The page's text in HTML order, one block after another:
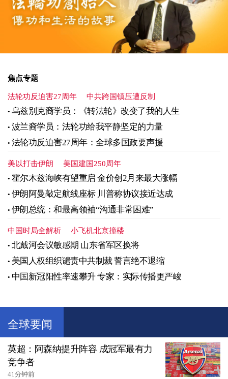
焦点专题
法轮功反迫害27周年 中共跨国镇压遭反制
乌兹别克裔学员：《转法轮》改变了我的人生
波兰裔学员：法轮功给我平静坚定的力量
法轮功反迫害27周年：全球多国政要声援
美以打击伊朗 美国建国250周年
霍尔木兹海峡有望重启 金价创2月来最大涨幅
伊朗阿曼敲定航线座标 川普称协议接近达成
伊朗总统：和最高领袖“沟通非常困难”
中国时局全解析 小飞机北京撞楼
北戴河会议敏感期 山东省军区换将
美国人权组织谴责中共制裁 誓言绝不退缩
中国新冠阳性率速攀升 专家：实际传播更严峻
全球要闻
英超：阿森纳提升阵容 成冠军最有力
竞争者
41分钟前